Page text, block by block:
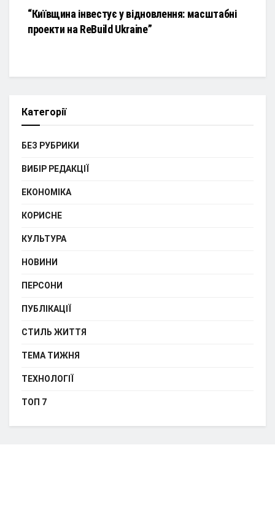
“Київщина інвестує у відновлення: масштабні
проекти на ReBuild Ukraine”
Категорії
БЕЗ РУБРИКИ
ВИБІР РЕДАКЦІЇ
ЕКОНОМІКА
КОРИСНЕ
КУЛЬТУРА
НОВИНИ
ПЕРСОНИ
ПУБЛІКАЦІЇ
СТИЛЬ ЖИТТЯ
ТЕМА ТИЖНЯ
ТЕХНОЛОГІЇ
ТОП 7